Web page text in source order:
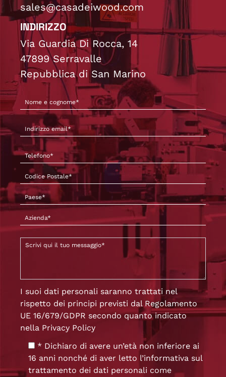
sales@casadeiwood.com
INDIRIZZO
Via Guardia Di Rocca, 14
47899 Serravalle
Repubblica di San Marino
I suoi dati personali saranno trattati nel
rispetto dei principi previsti dal Regolamento
UE 16/679/GDPR secondo quanto indicato
nella Privacy Policy
* Dichiaro di avere un’età non inferiore ai
16 anni nonché di aver letto l’informativa sul
trattamento dei dati personali come